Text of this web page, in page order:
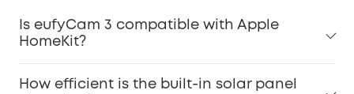
Is eufyCam 3 compatible with Apple
HomeKit?
How efficient is the built-in solar panel